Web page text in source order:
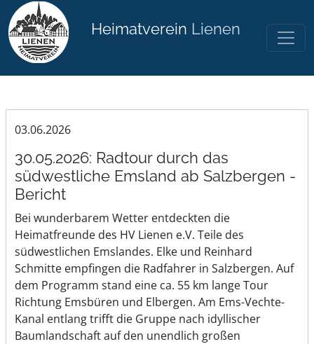
Heimatverein Lienen
03.06.2026
30.05.2026: Radtour durch das
südwestliche Emsland ab Salzbergen -
Bericht
Bei wunderbarem Wetter entdeckten die
Heimatfreunde des HV Lienen e.V. Teile des
südwestlichen Emslandes. Elke und Reinhard
Schmitte empfingen die Radfahrer in Salzbergen. Auf
dem Programm stand eine ca. 55 km lange Tour
Richtung Emsbüren und Elbergen. Am Ems-Vechte-
Kanal entlang trifft die Gruppe nach idyllischer
Baumlandschaft auf den unendlich großen